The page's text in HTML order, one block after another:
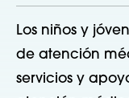
Los niños y
de atención
servicios y